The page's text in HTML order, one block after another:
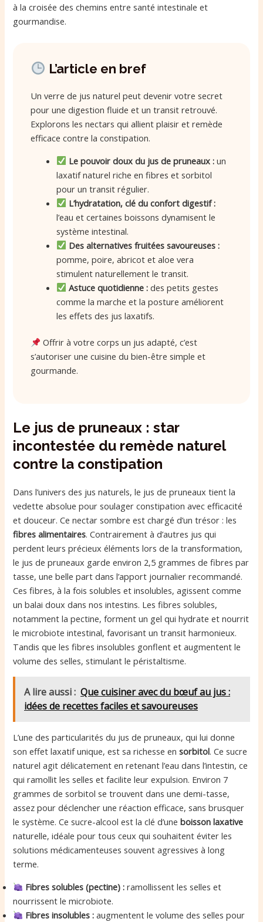
à la croisée des chemins entre santé intestinale et
gourmandise.
L’article en bref
Un verre de jus naturel peut devenir votre secret
pour une digestion fluide et un transit retrouvé.
Explorons les nectars qui allient plaisir et remède
efficace contre la constipation.
Le pouvoir doux du jus de pruneaux :un
laxatif naturel riche en fibres et sorbitol
pour un transit régulier.
L’hydratation, clé du confort digestif :
l’eau et certaines boissons dynamisent le
système intestinal.
Des alternatives fruitées savoureuses :
pomme, poire, abricot et aloe vera
stimulent naturellement le transit.
Astuce quotidienne :des petits gestes
comme la marche et la posture améliorent
les effets des jus laxatifs.
Offrir à votre corps un jus adapté, c’est
s’autoriser une cuisine du bien-être simple et
gourmande.
Le jus de pruneaux : star
incontestée du remède naturel
contre la constipation
Dans l’univers des jus naturels, le jus de pruneaux tient la
vedette absolue pour soulager constipation avec efficacité
et douceur. Ce nectar sombre est chargé d’un trésor : les
fibres alimentaires. Contrairement à d’autres jus qui
perdent leurs précieux éléments lors de la transformation,
le jus de pruneaux garde environ 2,5 grammes de fibres par
tasse, une belle part dans l’apport journalier recommandé.
Ces fibres, à la fois solubles et insolubles, agissent comme
un balai doux dans nos intestins. Les fibres solubles,
notamment la pectine, forment un gel qui hydrate et nourrit
le microbiote intestinal, favorisant un transit harmonieux.
Tandis que les fibres insolubles gonflent et augmentent le
volume des selles, stimulant le péristaltisme.
A lire aussi : Que cuisiner avec du bœuf au jus :
idées de recettes faciles et savoureuses
L’une des particularités du jus de pruneaux, qui lui donne
son effet laxatif unique, est sa richesse ensorbitol. Ce sucre
naturel agit délicatement en retenant l’eau dans l’intestin, ce
qui ramollit les selles et facilite leur expulsion. Environ 7
grammes de sorbitol se trouvent dans une demi-tasse,
assez pour déclencher une réaction efficace, sans brusquer
le système. Ce sucre-alcool est la clé d’uneboisson laxative
naturelle, idéale pour tous ceux qui souhaitent éviter les
solutions médicamenteuses souvent agressives à long
terme.
Fibres solubles (pectine) : ramollissent les selles et
nourrissent le microbiote.
Fibres insolubles : augmentent le volume des selles pour